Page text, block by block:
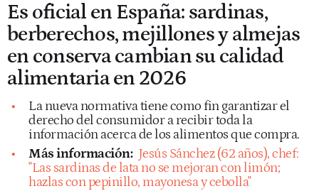
Es oficial en España: sardinas,
berberechos, mejillones y almejas
en conserva cambian su calidad
alimentaria en 2026
La nueva normativa tiene como fin garantizar el
derecho del consumidor a recibir toda la
información acerca de los alimentos que compra.
Más información: Jesús Sánchez (62 años), chef:
"Las sardinas de lata no se mejoran con limón;
hazlas con pepinillo, mayonesa y cebolla"